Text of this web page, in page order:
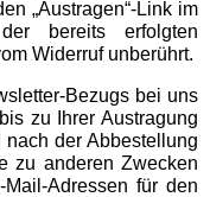
„Austragen“-Link im
bereits erfolgten
Widerruf unberührt.
Bezugs bei uns
zu Ihrer Austragung
der Abbestellung
zu anderen Zwecken
Adressen für den